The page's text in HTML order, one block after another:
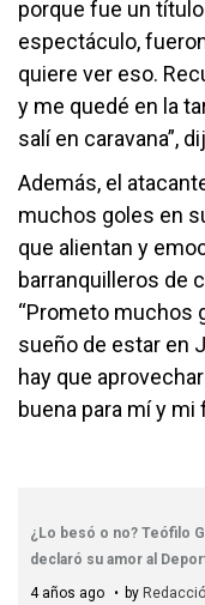
porque fue un
espectáculo,
quiere ver eso.
y me quedé en la
salí en caravana”,
Además, el
muchos goles en
que alientan y
barranquilleros de
“Prometo muchos
sueño de estar en
hay que
buena para mí y mi
¿Lo besó o no? Teófilo
declaró su amor al
4 años ago
by